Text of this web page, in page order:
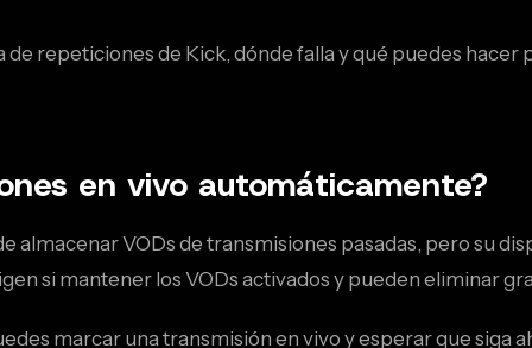
repeticiones de Kick, dónde falla y qué puedes hacer
en vivo automáticamente?
almacenar VODs de transmisiones pasadas, pero su
si mantener los VODs activados y pueden eliminar
marcar una transmisión en vivo y esperar que siga